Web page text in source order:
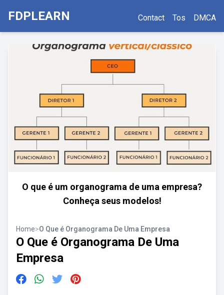
FDPLEARN Contact Tos DMCA
O que é um organograma de uma empresa?
Conheça seus modelos!
Home>O Que é Organograma De Uma Empresa
O Que é Organograma De Uma
Empresa